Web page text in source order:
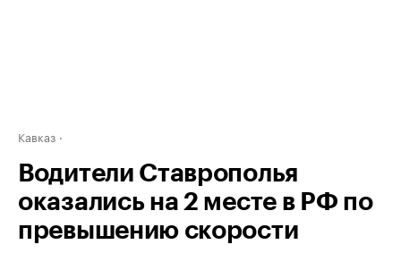
Кавказ
Водители Ставрополья
оказались на 2 месте в РФ по
превышению скорости